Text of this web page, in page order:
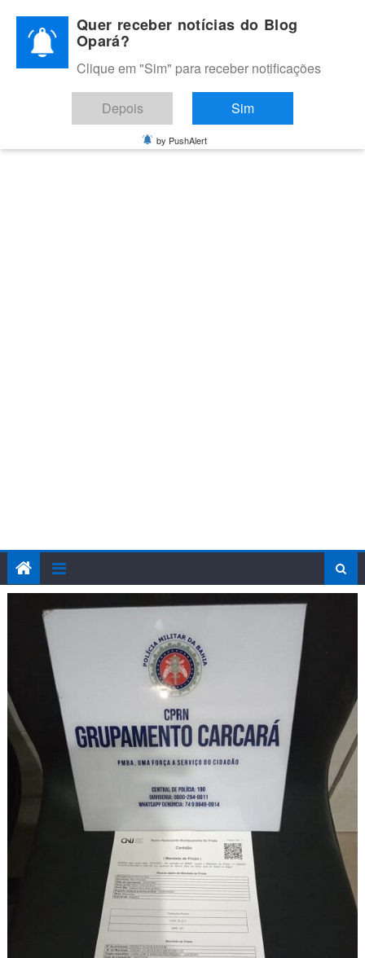
content
BLOG OPARÁ
Melhores notícias de Juazeiro, Petrolina e do Vale do São
Francisco
Quer receber notícias do Blog
Opará?
Clique em "Sim" para receber notificações
Depois Sim
by PushAlert